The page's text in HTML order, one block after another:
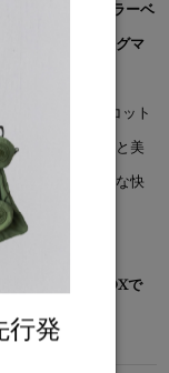
た。PBI（ポーラーベ
は、ホッキョクグマ
るオーガニックコット
います。耐久性と美
イヤードに最適な快
品は、専用のBOXで
行発